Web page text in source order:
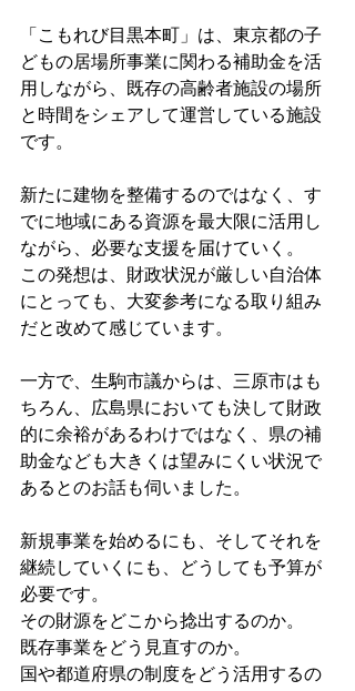
「こもれび目黒本町」は、東京都の子
どもの居場所事業に関わる補助金を活
用しながら、既存の高齢者施設の場所
と時間をシェアして運営している施設
です。
新たに建物を整備するのではなく、す
でに地域にある資源を最大限に活用し
ながら、必要な支援を届けていく。
この発想は、財政状況が厳しい自治体
にとっても、大変参考になる取り組み
だと改めて感じています。
一方で、生駒市議からは、三原市はも
ちろん、広島県においても決して財政
的に余裕があるわけではなく、県の補
助金なども大きくは望みにくい状況で
あるとのお話も伺いました。
新規事業を始めるにも、そしてそれを
継続していくにも、どうしても予算が
必要です。
その財源をどこから捻出するのか。
既存事業をどう見直すのか。
国や都道府県の制度をどう活用するの